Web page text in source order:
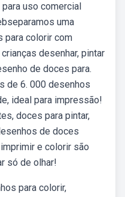
uso comercial
uma
para colorir com
desenhar, pintar
de doces para.
de 6. 000 desenhos
ideal para impressão!
doces para pintar,
de doces
e colorir são
só de olhar!
para colorir,